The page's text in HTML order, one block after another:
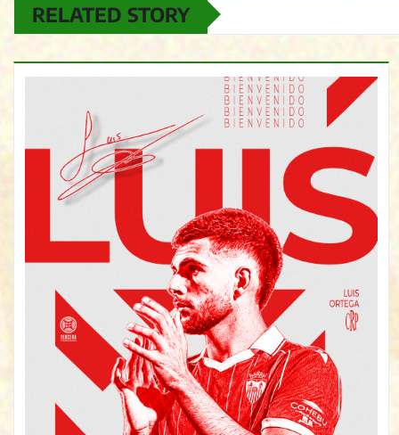
RELATED STORY